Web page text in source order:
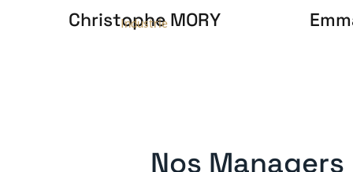
Christophe MORY
Industrie
Nos